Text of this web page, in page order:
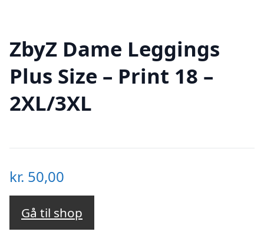
ZbyZ Dame Leggings
Plus Size – Print 18 –
2XL/3XL
kr. 50,00
Gå til shop